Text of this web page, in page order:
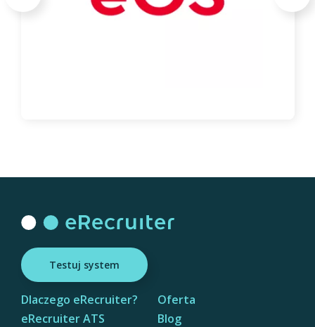
Testuj system
Dlaczego eRecruiter?
eRecruiter ATS
Oferta
Blog